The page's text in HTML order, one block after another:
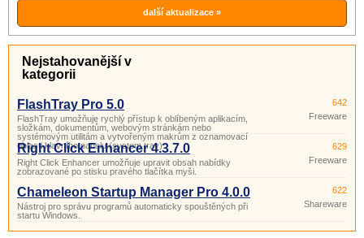
další aktualizace »
Nejstahovanější v
kategorii
FlashTray Pro 5.0
FlashTray umožňuje rychlý přístup k oblíbeným aplikacím,
složkám, dokumentům, webovým stránkám nebo
systémovým utilitám a vytvořeným makrům z oznamovací
oblasti hlavního panelu (system tray).
642
Freeware
Right Click Enhancer 4.3.7.0
Right Click Enhancer umožňuje upravit obsah nabídky
zobrazované po stisku pravého tlačítka myši.
629
Freeware
Chameleon Startup Manager Pro 4.0.0
Nástroj pro správu programů automaticky spouštěných při
startu Windows.
622
Shareware